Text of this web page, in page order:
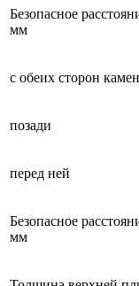
Безопасное
мм
с обеих сторон
позади
перед ней
Безопасное
мм